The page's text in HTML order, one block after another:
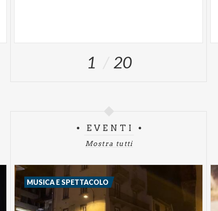
1 20
EVENTI
Mostra tutti
MUSICA E SPETTACOLO